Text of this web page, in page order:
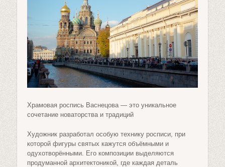
Храмовая роспись Васнецова — это уникальное
сочетание новаторства и традиций
Художник разработал особую технику росписи, при
которой фигуры святых кажутся объёмными и
одухотворёнными. Его композиции выделяются
продуманной архитектоникой, где каждая деталь